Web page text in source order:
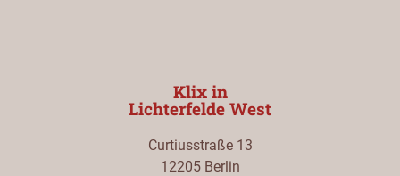
Klix in
Lichterfelde West
Curtiusstraße 13
12205 Berlin